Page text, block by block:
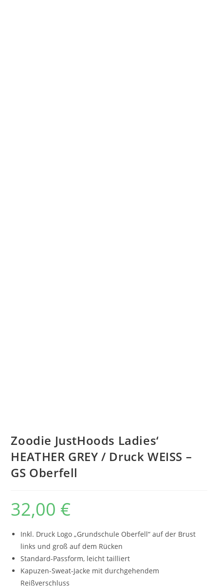
Zoodie JustHoods Ladies‘
HEATHER GREY / Druck WEISS –
GS Oberfell
32,00 €
Inkl. Druck Logo „Grundschule Oberfell“ auf der Brust
links und groß auf dem Rücken
Standard-Passform, leicht tailliert
Kapuzen-Sweat-Jacke mit durchgehendem
Reißverschluss